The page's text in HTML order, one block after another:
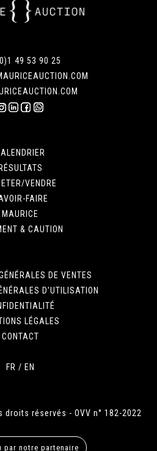
49 53 90 25
RÉSULTATS
VENDRE
FAIRE
MAURICE
& CAUTION
DE VENTES
D'UTILISATION
LÉGALES
CONTACT
FR / EN
réservés - OVV n° 182-2022
par notre partenaire